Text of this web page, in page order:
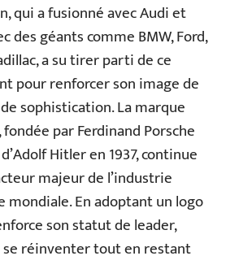
qui a fusionné avec Audi et
des géants comme BMW, Ford,
a su tirer parti de ce
pour renforcer son image de
sophistication. La marque
par Ferdinand Porsche
Hitler en 1937, continue
majeur de l’industrie
mondiale. En adoptant un logo
son statut de leader,
se réinventer tout en restant